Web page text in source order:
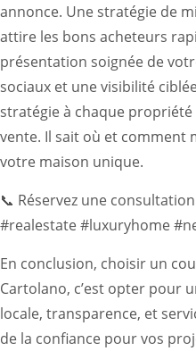
annonce. Une stratégie de
attire les bons acheteurs
présentation soignée de
sociaux et une visibilité
stratégie à chaque
vente. Il sait où et comment
votre maison unique.
📞 Réservez une
#realestate #luxuryhome
En conclusion, choisir un
Cartolano, c’est opter pour
locale, transparence, et
de la confiance pour vos